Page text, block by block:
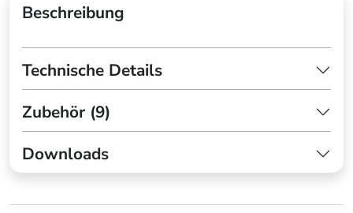
Beschreibung
Technische Details
Zubehör (9)
Downloads